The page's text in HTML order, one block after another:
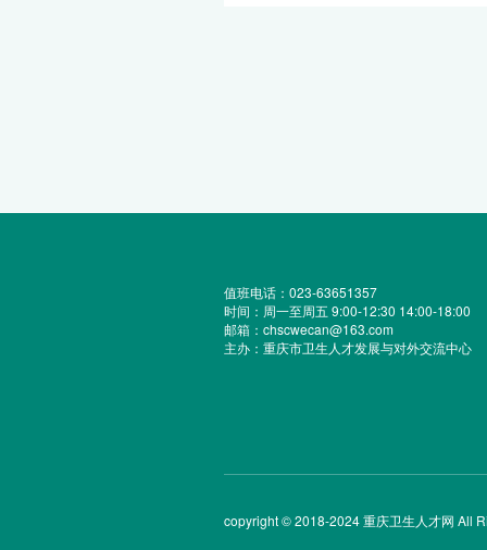
值班电话：023-63651357
时间：周一至周五 9:00-12:30 14:00-18:00
邮箱：chscwecan@163.com
主办：重庆市卫生人才发展与对外交流中心
copyright © 2018-2024 重庆卫生人才网 All